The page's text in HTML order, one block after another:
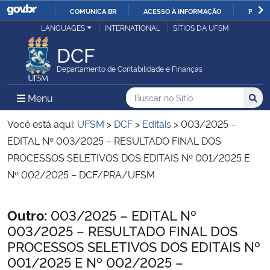
IR
COMUNICA BR ACESSO À INFORMAÇÃO
Ministério da Justiça e Segurança Pública
Ministério da Defesa
Ministério das Relações Exteriores
Ministério da Economia
Ministério da Agricultura, Pecuária e Abastecimento
Ministério da Educação
LANGUAGES INTERNATIONAL SÍTIOS DA UFSM
DCF
Departamento de Contabilidade e Finanças
Menu Menu Principal do Sítio
Busca
Buscar no no Sítio
Busca:
Você está aqui: UFSM > DCF > Editais >003/2025 –
EDITAL Nº 003/2025 – RESULTADO FINAL DOS
PROCESSOS SELETIVOS DOS EDITAIS Nº 001/2025 E
Nº 002/2025 – DCF/PRA/UFSM
Início do conteúdo
Outro: 003/2025 – EDITAL Nº
003/2025 – RESULTADO FINAL DOS
PROCESSOS SELETIVOS DOS EDITAIS Nº
001/2025 E Nº 002/2025 –